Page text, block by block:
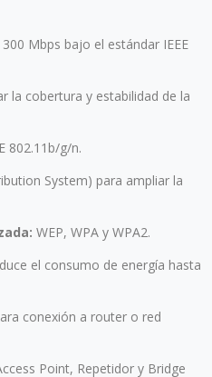
Mbps bajo el estándar IEEE
la cobertura y estabilidad de la
802.11b/g/n.
System) para ampliar la
WEP, WPA y WPA2.
el consumo de energía hasta
conexión a router o red
Point, Repetidor y Bridge